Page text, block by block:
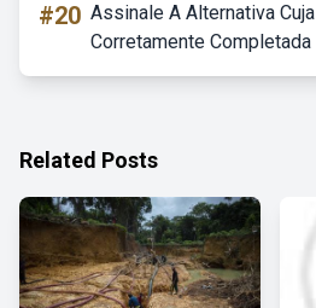
#20 Assinale A Alternativa
Corretamente Completada
Related Posts